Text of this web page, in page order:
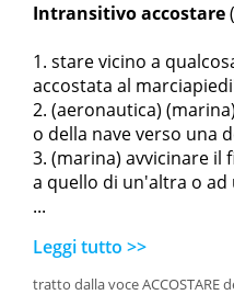
Intransitivoaccostare
stare vicino a
accostata al
(aeronautica)
o della nave verso una
(marina) avvicinare il
a quello di un'altra o
...
Leggi tutto >>
tratto dalla voce ACCOSTARE